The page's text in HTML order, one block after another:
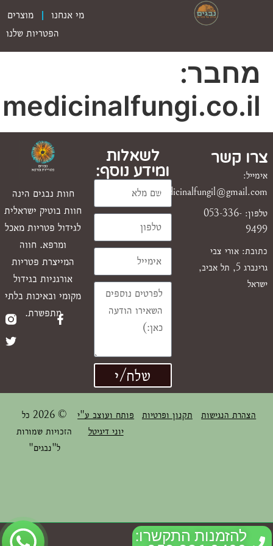
מי אנחנו
מוצרים
הפטריות שלנו
מחבר:
medicinalfungi.co.il
חוות נבגים הינה
חוות בוטיק ישראלית
לגידול פטריות מאכל
ומרפא. חווה
המייצרת פטריות
אורגניות בגידול
מקומי ובאיכות בלתי
מתפשרת.
לשאלות
ומידע נוסף:
שלח/י
צרו קשר
אימייל:
medicinalfungil@gmail.com
טלפון: 053-336-
9499
כתובת: אורי צבי
גרינברג 5, תל אביב,
ישראל
© 2026 כל
הזכויות שמורות
ל"נבגים"
הצהרת הנגישות תקנון ופרטיות
פותח ועוצב ע"י
יוני דיגיטל
להזמנות התקשרו: